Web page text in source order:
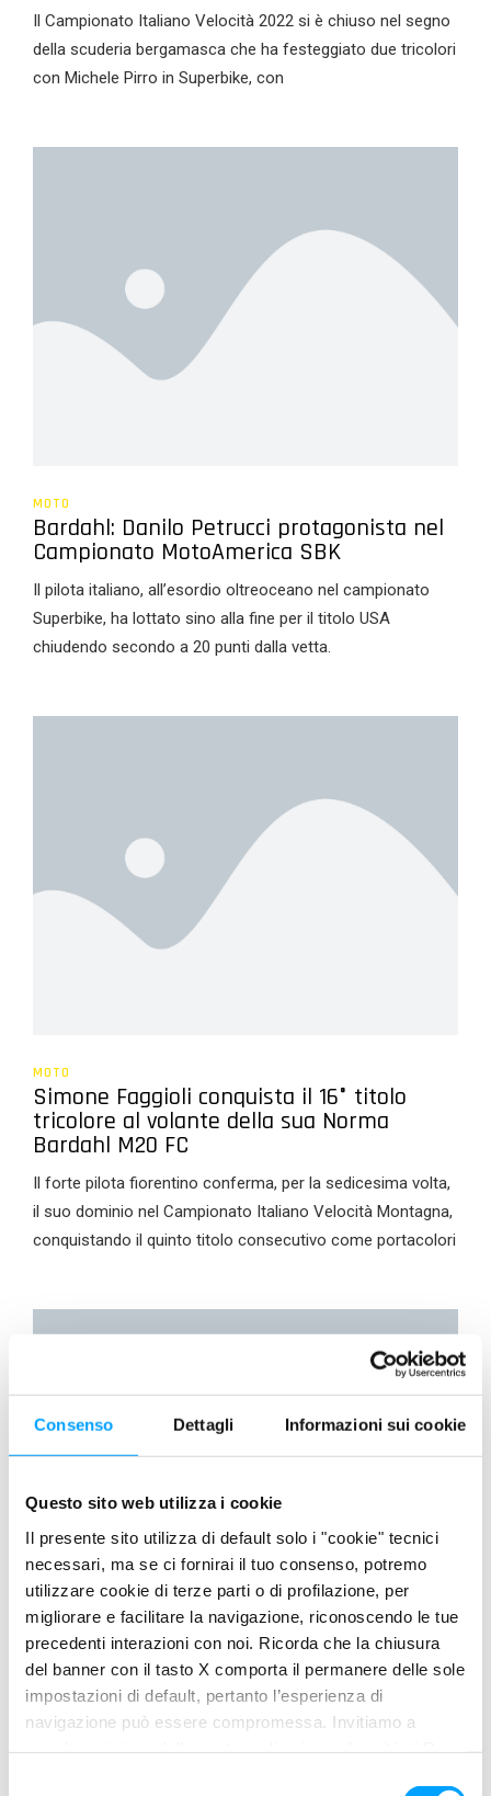
Consenso Dettagli Informazioni sui cookie
Questo sito web utilizza i cookie
Il presente sito utilizza di default solo i "cookie" tecnici
necessari, ma se ci fornirai il tuo consenso, potremo
utilizzare cookie di terze parti o di profilazione, per
migliorare e facilitare la navigazione, riconoscendo le tue
precedenti interazioni con noi. Ricorda che la chiusura
del banner con il tasto X comporta il permanere delle sole
impostazioni di default, pertanto l’esperienza di
navigazione può essere compromessa. Invitiamo a
Il Campionato Italiano Velocità 2022 si è chiuso nel segno
della scuderia bergamasca che ha festeggiato due tricolori
con Michele Pirro in Superbike, con
MOTO
Bardahl: Danilo Petrucci protagonista nel
Campionato MotoAmerica SBK
Il pilota italiano, all’esordio oltreoceano nel campionato
Superbike, ha lottato sino alla fine per il titolo USA
chiudendo secondo a 20 punti dalla vetta.
MOTO
Simone Faggioli conquista il 16° titolo
tricolore al volante della sua Norma
Bardahl M20 FC
Il forte pilota fiorentino conferma, per la sedicesima volta,
il suo dominio nel Campionato Italiano Velocità Montagna,
conquistando il quinto titolo consecutivo come portacolori
MOTO
Bardahl ancora sul podio del Mondiale
Supersport
Lorenzo Baldassarri conquista il secondo posto in gara 1 e